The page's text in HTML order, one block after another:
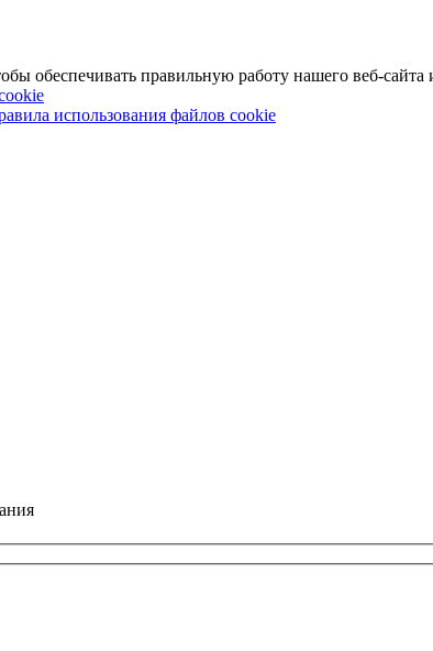
обеспечивать правильную работу нашего веб-сайта
использования файлов cookie